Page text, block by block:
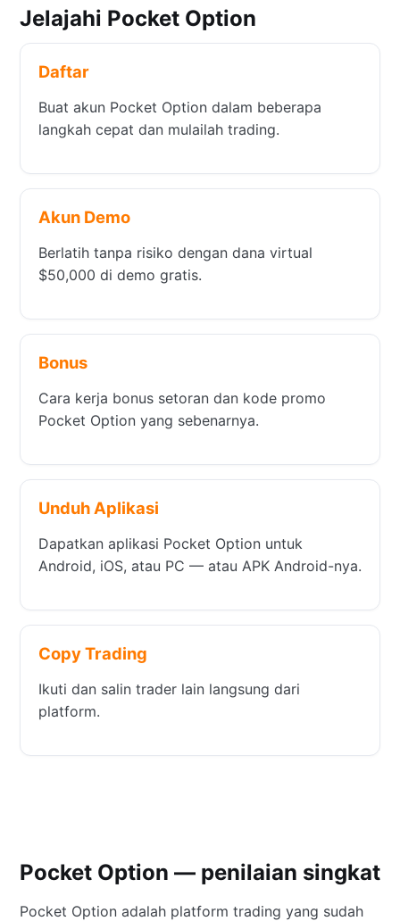
Jelajahi Pocket Option
Daftar
Buat akun Pocket Option dalam beberapa
langkah cepat dan mulailah trading.
Akun Demo
Berlatih tanpa risiko dengan dana virtual
$50,000 di demo gratis.
Bonus
Cara kerja bonus setoran dan kode promo
Pocket Option yang sebenarnya.
Unduh Aplikasi
Dapatkan aplikasi Pocket Option untuk
Android, iOS, atau PC — atau APK Android-nya.
Copy Trading
Ikuti dan salin trader lain langsung dari
platform.
Pocket Option — penilaian singkat
Pocket Option adalah platform trading yang sudah